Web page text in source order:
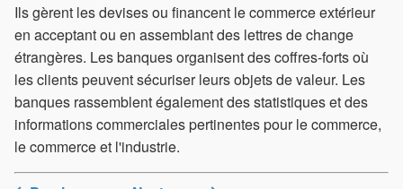
Ils gèrent les devises ou financent le commerce extérieur
en acceptant ou en assemblant des lettres de change
étrangères. Les banques organisent des coffres-forts où
les clients peuvent sécuriser leurs objets de valeur. Les
banques rassemblent également des statistiques et des
informations commerciales pertinentes pour le commerce,
le commerce et l'industrie.